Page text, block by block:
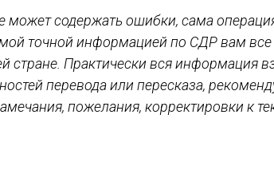
содержать ошибки, сама
точной информацией по СДР вам
Практически вся информация
перевода или пересказа,
пожелания, корректировки к